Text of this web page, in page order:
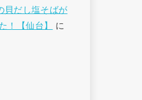
貝だし塩そばが
！【仙台】
に